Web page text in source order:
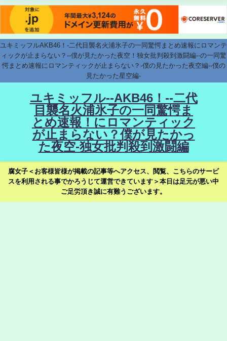
ユキミッフルAKB46！-二代目襲名火浦氷子の一同驚愕まとめ速報にロマンテ
ィックが止まらない？--僕が見たかった夜空！独女批判殺到激闘編--の一同驚
愕まとめ速報にロマンティックが止まらない？-僕の見たかった夜空編--僕の
見たかった星空編-
ユキミッフル--AKB46！--二代
目襲名火浦氷子の一同驚愕ま
とめ速報！にロマンティック
が止まらない？僕が見たかっ
た夜空-独女批判殺到激闘編
腐女子＜お客様皆様が掲載の記事等へアクセス、閲覧、こちらのサービ
スを利用される事でかろうじて運営できています＞本日は足元が悪い中
ご足労頂き誠に有難うございます。